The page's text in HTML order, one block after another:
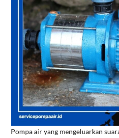
Pompa air yang mengeluarkan